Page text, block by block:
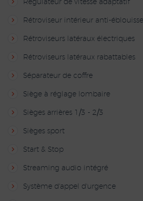
Régulateur de vitesse adaptatif
Rétroviseur intérieur anti-
Rétroviseurs latéraux électriques
Rétroviseurs latéraux rabattables
Séparateur de coffre
Siège à réglage lombaire
Sièges arrières 1/3 - 2/3
Sièges sport
Start & Stop
Streaming audio intégré
Système d'appel d'urgence